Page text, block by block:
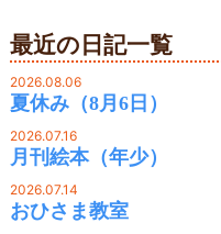
最近の日記一覧
2026.08.06
夏休み（8月6日）
2026.07.16
月刊絵本（年少）
2026.07.14
おひさま教室